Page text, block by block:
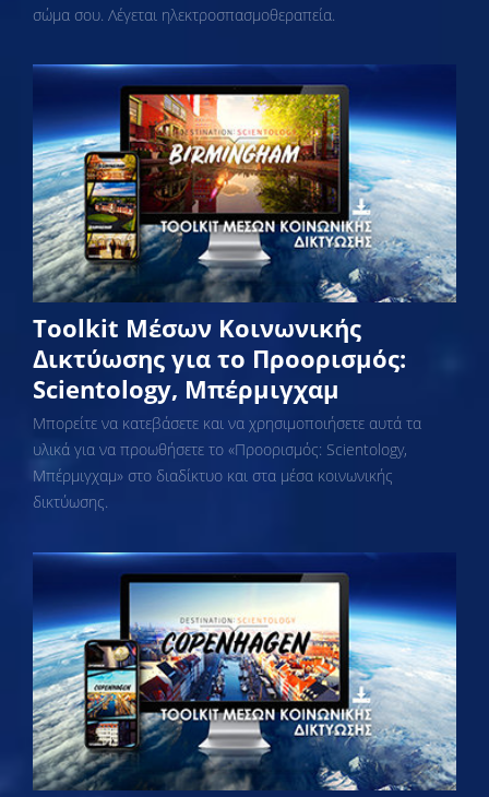
σώμα σου. Λέγεται ηλεκτροσπασμοθεραπεία.
Toolkit Μέσων Κοινωνικής
Δικτύωσης για το Προορισμός:
Scientology, Μπέρμιγχαμ
Μπορείτε να κατεβάσετε και να χρησιμοποιήσετε αυτά τα
υλικά για να προωθήσετε το «Προορισμός: Scientology,
Μπέρμιγχαμ» στο διαδίκτυο και στα μέσα κοινωνικής
δικτύωσης.